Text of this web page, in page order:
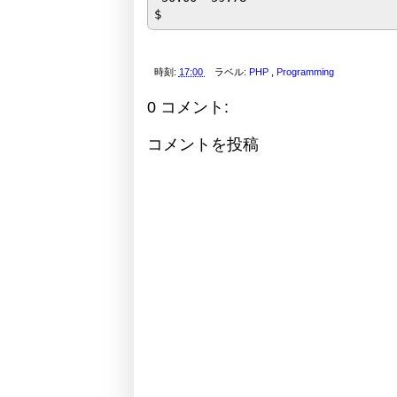
$
時刻: 17:00 ラベル:PHP ,Programming
0 コメント:
コメントを投稿